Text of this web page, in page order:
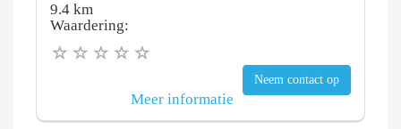
9.4 km
Waardering:
Neem contact op
Meer informatie